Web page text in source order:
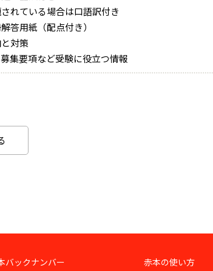
れている場合は口語訳付き
答用紙（配点付き）
対策
集要項など受験に役立つ情報
バックナンバー 赤本の使い方